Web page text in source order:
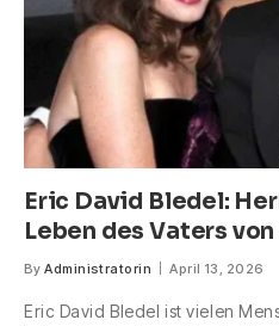
Eric David Bledel:
Leben des Vaters
By Administratorin April 13, 2026
Eric David Bledel ist vielen